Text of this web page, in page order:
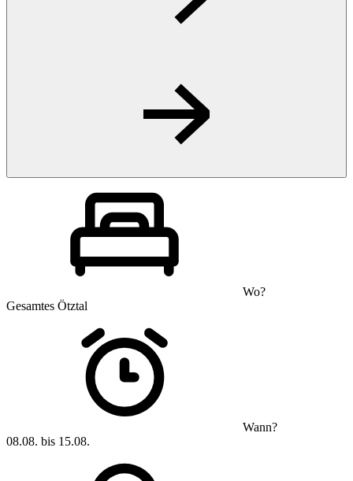
Wo?
Gesamtes Ötztal
Wann?
08.08. bis 15.08.